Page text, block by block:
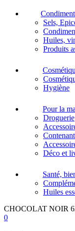
Sels,
Huiles,
Produits
Hygiène
Pour la
Droguerie
Déco et
Santé,
Huiles
CHOCOLAT NOIR
0